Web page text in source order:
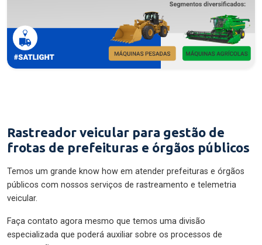
Rastreador veicular para gestão de
frotas de prefeituras e órgãos públicos
Temos um grande know how em atender prefeituras e órgãos
públicos com nossos serviços de rastreamento e telemetria
veicular.
Faça contato agora mesmo que temos uma divisão
especializada que poderá auxiliar sobre os processos de